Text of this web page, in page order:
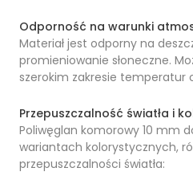
Odporność na warunki
Materiał jest odporny na
promieniowanie słoneczne.
szerokim zakresie temperatur
Przepuszczalność światła i
Poliwęglan komorowy 10 mm
wariantach kolorystycznych,
przepuszczalności światła: